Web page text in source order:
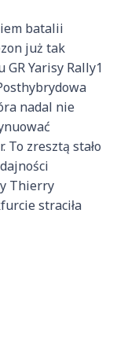
batalii
już tak
Yarisy Rally1
nadal nie
To zresztą stało
Thierry
straciła